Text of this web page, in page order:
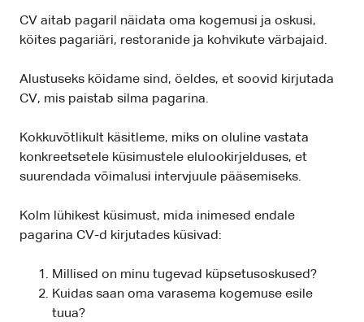
CV aitab pagaril näidata oma kogemusi ja oskusi,
köites pagariäri, restoranide ja kohvikute värbajaid.
Alustuseks köidame sind, öeldes, et soovid kirjutada
CV, mis paistab silma pagarina.
Kokkuvõtlikult käsitleme, miks on oluline vastata
konkreetsetele küsimustele elulookirjelduses, et
suurendada võimalusi intervjuule pääsemiseks.
Kolm lühikest küsimust, mida inimesed endale
pagarina CV-d kirjutades küsivad:
Millised on minu tugevad küpsetusoskused?
Kuidas saan oma varasema kogemuse esile
tuua?